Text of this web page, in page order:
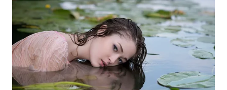
WN
BOGOR
WN
DEPOK
WN